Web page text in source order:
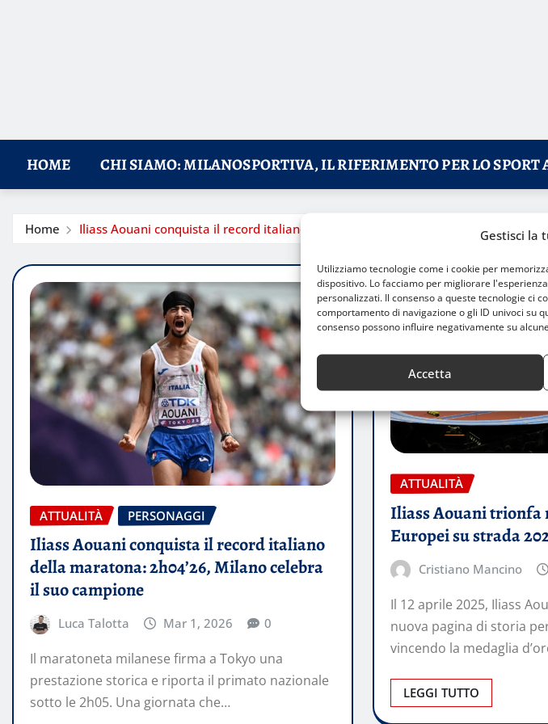
Gestisci la
Utilizziamo tecnologie come i cookie per
dispositivo. Lo facciamo per migliorare
personalizzati. Il consenso a queste tecnologie ci
comportamento di navigazione o gli ID univoci su
consenso possono influire negativamente su
Accetta
HOME CHI SIAMO: MILANOSPORTIVA, IL RIFERIMENTO PER LO SPORT
Home Iliass Aouani conquista il record italiano della maratona: 2h04’26, Milano celebra
ATTUALITÀ PERSONAGGI
Iliass Aouani conquista il record italiano
della maratona: 2h04’26, Milano celebra
il suo campione
Luca Talotta Mar 1, 2026 0
Il maratoneta milanese firma a Tokyo una
prestazione storica e riporta il primato nazionale
sotto le 2h05. Una giornata che…
ATTUALITÀ
Iliass Aouani trionfa
Europei su strada
Cristiano Mancino
Il 12 aprile 2025, Iliass
nuova pagina di storia
vincendo la medaglia
LEGGI TUTTO